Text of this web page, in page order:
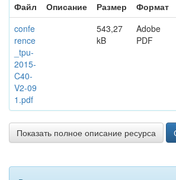
Файл
Описание Размер
Формат
confe
rence
_tpu-
2015-
C40-
V2-09
1.pdf
543,27
kB
Adobe
PDF
Показать полное описание ресурса